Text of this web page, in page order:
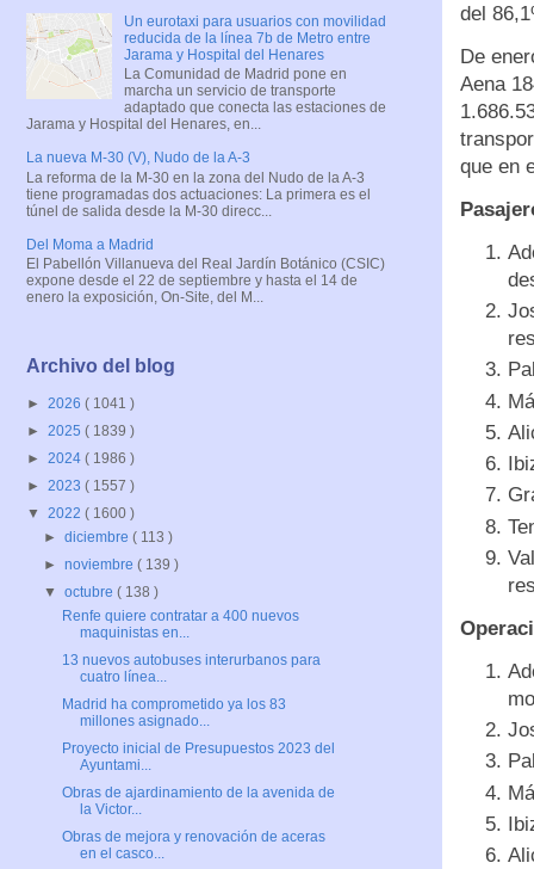
del
De
Aena
que en
Un eurotaxi para usuarios con movilidad
reducida de la línea 7b de Metro entre
Jarama y Hospital del Henares
La Comunidad de Madrid pone en
marcha un servicio de transporte
adaptado que conecta las estaciones de
Jarama y Hospital del Henares, en...
La nueva M-30 (V), Nudo de la A-3
La reforma de la M-30 en la zona del Nudo de la A-3
tiene programadas dos actuaciones: La primera es el
túnel de salida desde la M-30 direcc...
Del Moma a Madrid
El Pabellón Villanueva del Real Jardín Botánico (CSIC)
expone desde el 22 de septiembre y hasta el 14 de
enero la exposición, On-Site, del M...
Archivo del blog
► 2026 ( 1041 )
► 2025 ( 1839 )
► 2024 ( 1986 )
► 2023 ( 1557 )
▼ 2022 ( 1600 )
►diciembre( 113 )
►noviembre( 139 )
▼octubre( 138 )
Renfe quiere contratar a 400 nuevos
maquinistas en...
13 nuevos autobuses interurbanos para
cuatro línea...
Madrid ha comprometido ya los 83
millones asignado...
Proyecto inicial de Presupuestos 2023 del
Ayuntami...
Obras de ajardinamiento de la avenida de
la Victor...
Obras de mejora y renovación de aceras
en el casco...